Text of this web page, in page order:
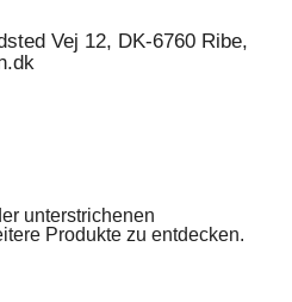
Vej 12, DK-6760 Ribe,
unterstrichenen
Produkte zu entdecken.